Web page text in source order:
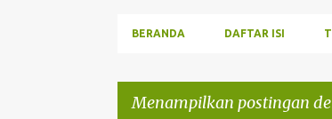
BERANDA DAFTAR ISI
Menampilkan postingan